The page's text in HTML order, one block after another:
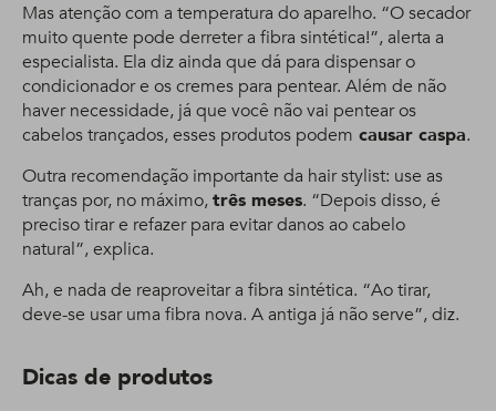
Mas atenção com a temperatura do aparelho. “O secador
muito quente pode derreter a fibra sintética!”, alerta a
especialista. Ela diz ainda que dá para dispensar o
condicionador e os cremes para pentear. Além de não
haver necessidade, já que você não vai pentear os
cabelos trançados, esses produtos podem causar caspa.
Outra recomendação importante da hair stylist: use as
tranças por, no máximo,três meses. “Depois disso, é
preciso tirar e refazer para evitar danos ao cabelo
natural”, explica.
Ah, e nada de reaproveitar a fibra sintética. “Ao tirar,
deve-se usar uma fibra nova. A antiga já não serve”, diz.
Dicas de produtos